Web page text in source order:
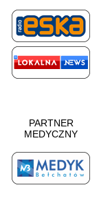
PARTNER
MEDYCZNY